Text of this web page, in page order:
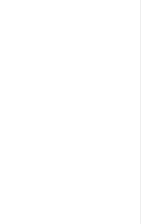
solution